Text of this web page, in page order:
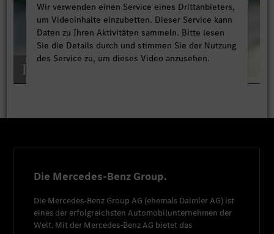
Wir verwenden einen Service eines Drittanbieters,
um Videoinhalte einzubetten. Dieser Service kann
Daten zu Ihren Aktivitäten sammeln. Bitte lesen
Sie die Details durch und stimmen Sie der Nutzung
des Service zu, um dieses Video anzusehen.
Die Mercedes-Benz Group.
Die Mercedes-Benz Group AG (ehemals Daimler AG) ist
eines der erfolgreichsten Automobilunternehmen der
Welt. Mit der Mercedes-Benz AG bietet das